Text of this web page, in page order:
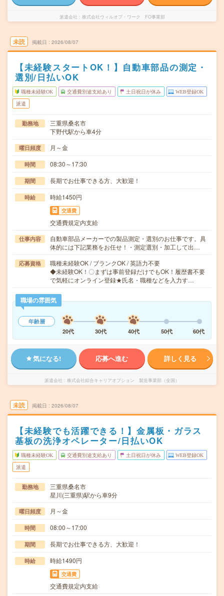
派遣会社 株式会社ウィルオブ・ワーク FO事業部
未読 掲載日 2026/08/07
【未経験スタートOK！】自動車部品の測定・
選別/日払いOK
職種未経験OK 交通費別途支給あり 土日祝日が休み WEB登録OK
派遣
勤務地
三重県桑名市
下野代駅から車4分
曜日頻度 月～金
時間 08:30～17:30
期間 長期でお仕事できる方、大歓迎！
時給 時給1450円
交通費
交通費規定内支給
仕事内容
自動車部品メーカーでの製品測定・選別のお仕事です。具
体的には下記業務をお任せ！・測定選別・加工して出…
応募資格
職種未経験OK / ブランクOK / 英語力不要
◆未経験OK！〇まずは事前登録だけでもOK！履歴書不要
で気軽にオンライン登録★氏名・職種などを入力す…
職場の雰囲気
年齢層
20代
30代 40代 50代 60代
気になる! 応募へ進む 詳しく見る
派遣会社 株式会社綜合キャリアオプション 製造事業部（全国）
未読 掲載日 2026/08/07
【未経験でも活躍できる！】金属板・ガラス
基板の洗浄オペレーター/日払いOK
職種未経験OK 交通費別途支給あり 土日祝日が休み WEB登録OK
派遣
勤務地
三重県桑名市
星川(三重県)駅から車9分
曜日頻度 月～金
時間 08:00～17:00
期間 長期でお仕事できる方、大歓迎！
時給 時給1490円
交通費
交通費規定内支給